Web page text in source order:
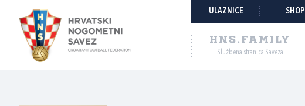
ULAZNICE SHOP
HNS.FAMILY
Službena stranica Saveza